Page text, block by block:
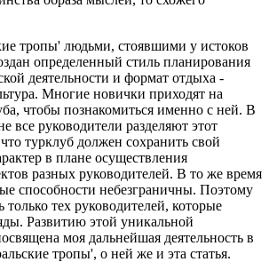
тропы' людьми, стоявшими у истоков
определенный стиль планирования
деятельности и формат отдыха -
Многие новички приходят на
чтобы познакомиться именно с ней. В
все руководители разделяют этот
турклуб должен сохранить свой
в плане осуществления
разных руководителей. В то же время
способности небезграничны. Поэтому
только тех руководителей, которые
Развитию этой уникальной
моя дальнейшая деятельность в
тропы', о ней же и эта статья.